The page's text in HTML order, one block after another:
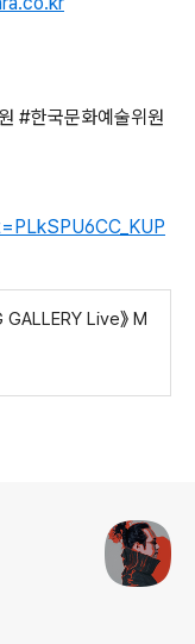
#한국문화예술위원
GALLERY Live》 M